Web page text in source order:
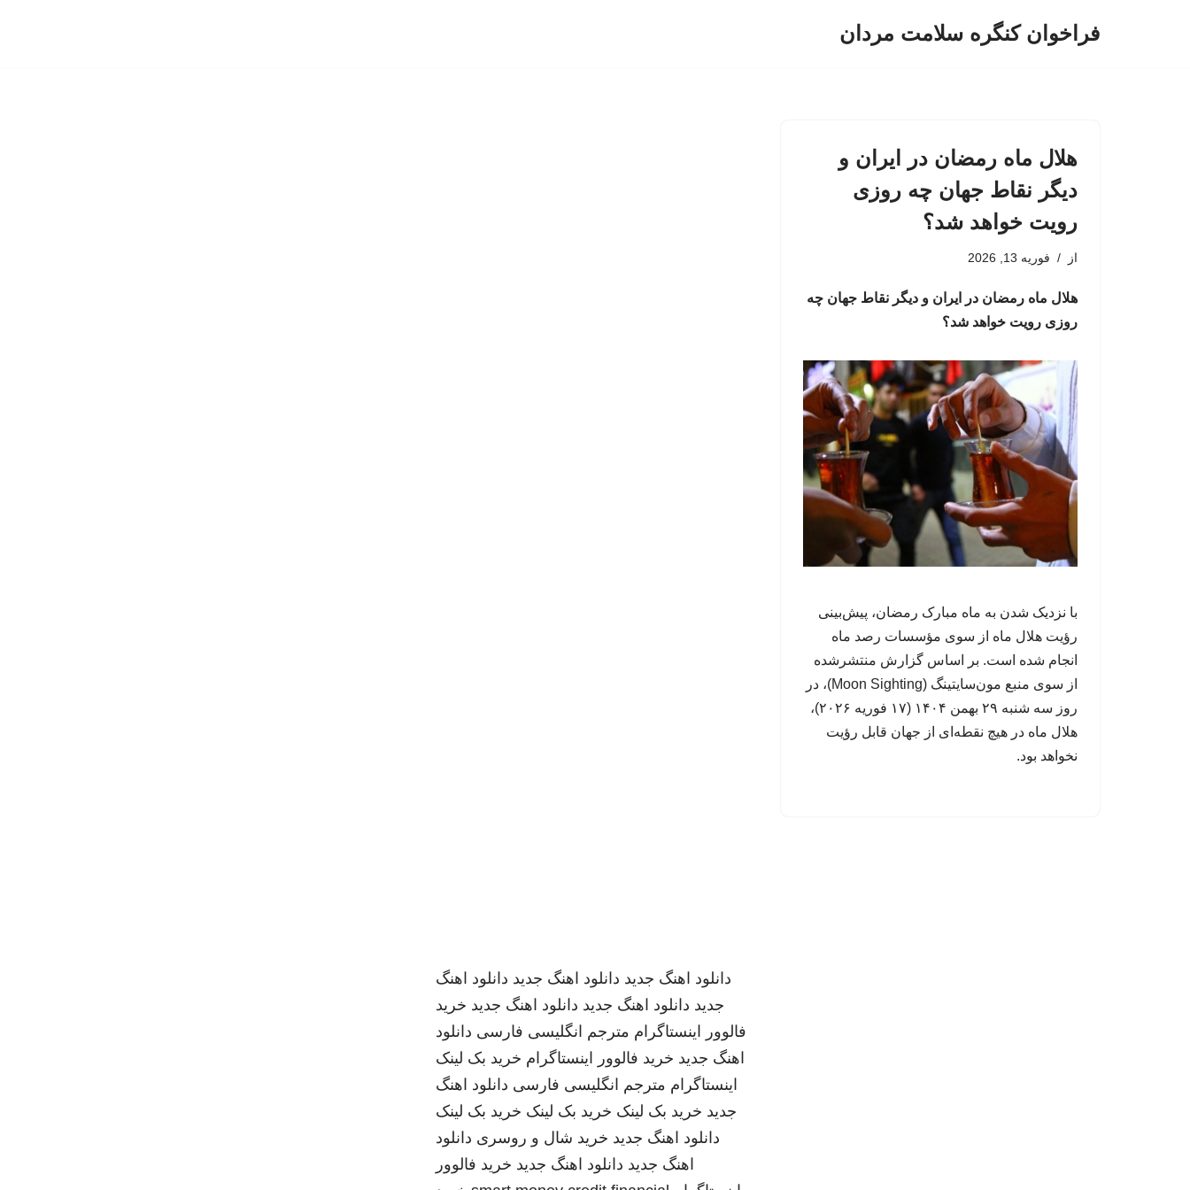
فراخوان کنگره سلامت مردان
هلال ماه رمضان در ایران و
دیگر نقاط جهان چه روزی
رویت خواهد شد؟
از فوریه 13, 2026
هلال ماه رمضان در ایران و دیگر نقاط جهان چه
روزی رویت خواهد شد؟
با نزدیک شدن به ماه مبارک رمضان، پیش‌بینی
رؤیت هلال ماه از سوی مؤسسات رصد ماه
انجام شده است. بر اساس گزارش منتشرشده
از سوی منبع مون‌سایتینگ (Moon Sighting)، در
روز سه شنبه ۲۹ بهمن ۱۴۰۴ (۱۷ فوریه ۲۰۲۶)،
هلال ماه در هیچ نقطه‌ای از جهان قابل رؤیت
نخواهد بود.
دانلود اهنگ جدید دانلود اهنگ جدید دانلود اهنگ
جدید دانلود اهنگ جدید دانلود اهنگ جدید خرید
فالوور اینستاگرام مترجم انگلیسی فارسی دانلود
اهنگ جدید خرید فالوور اینستاگرام خرید بک لینک
اینستاگرام مترجم انگلیسی فارسی دانلود اهنگ
جدید خرید بک لینک خرید بک لینک خرید بک لینک
دانلود اهنگ جدید خرید شال و روسری دانلود
اهنگ جدید دانلود اهنگ جدید خرید فالوور